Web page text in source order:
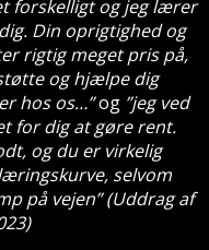
forskelligt og jeg lærer
Din oprigtighed og
rigtig meget pris på,
og hjælpe dig
hos os…”og ”jeg ved
for dig at gøre rent.
og du er virkelig
selvom
på vejen” (Uddrag af